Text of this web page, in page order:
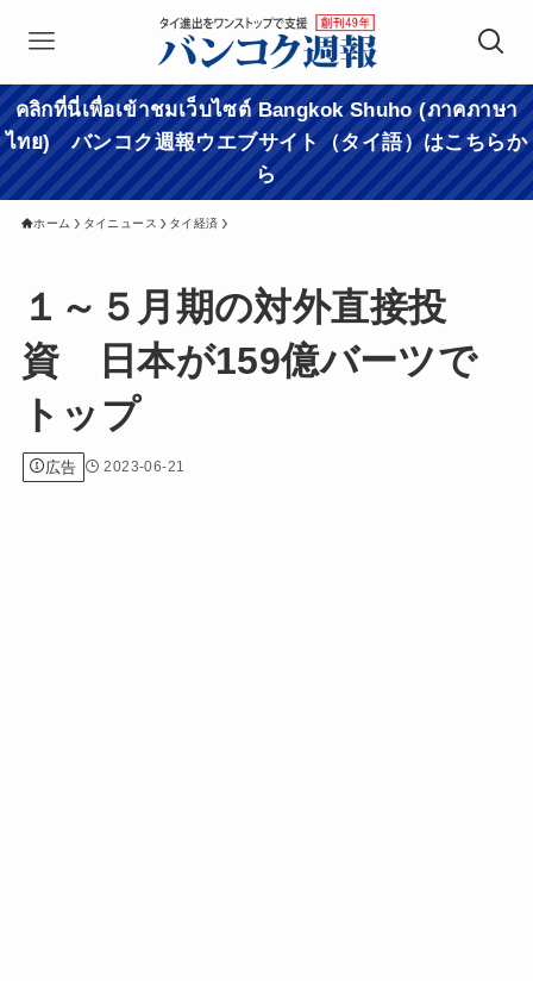
คลิกที่นี่เพื่อเข้าชมเว็บไซต์ Bangkok Shuho (ภาคภาษา
ไทย) バンコク週報ウエブサイト（タイ語）はこちらか
ら
ホーム タイニュース タイ経済
１～５月期の対外直接投
資 日本が159億バーツで
トップ
広告 2023-06-21